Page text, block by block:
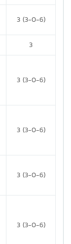
3 (3-0-6)
3
3 (3-0-6)
3 (3-0-6)
3 (3-0-6)
3 (3-0-6)